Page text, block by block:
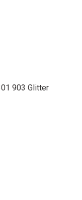
903 Glitter